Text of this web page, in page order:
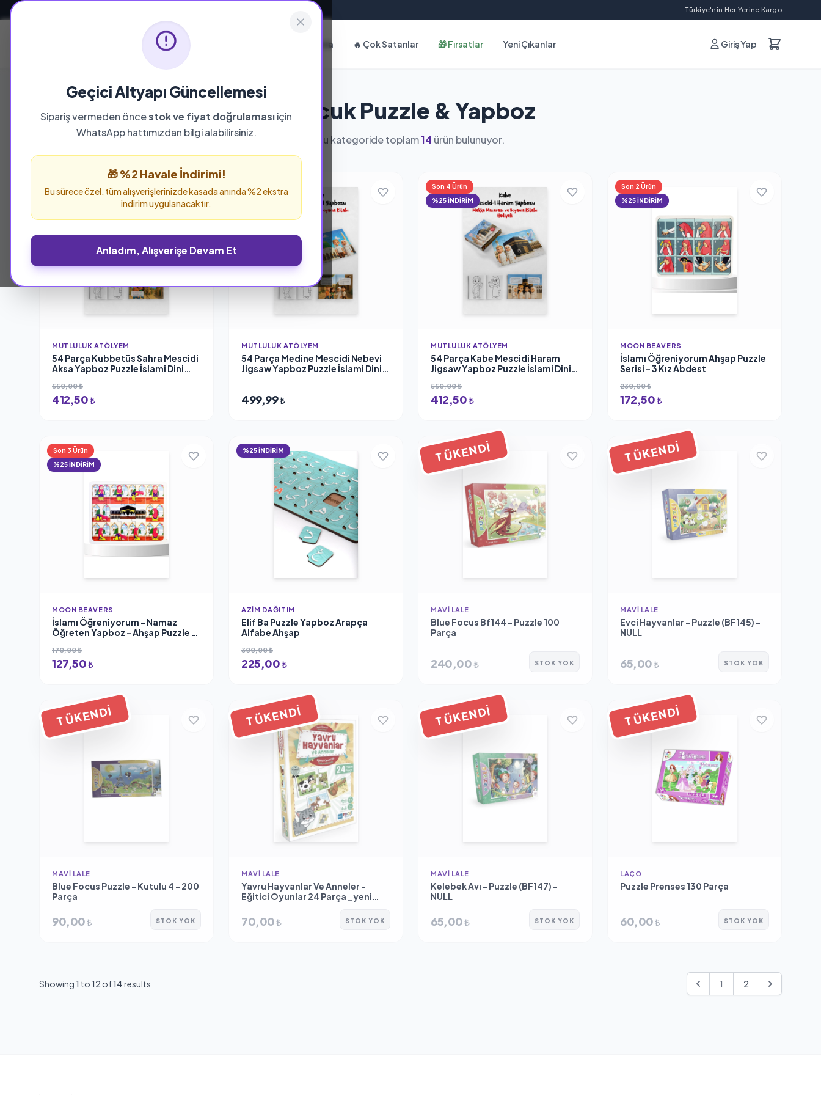
Geçici Altyapı Güncellemesi
Sipariş vermeden öncestok ve fiyat doğrulamasıiçin
WhatsApp hattımızdan bilgi alabilirsiniz.
🎁 %2 Havale İndirimi!
Bu sürece özel, tüm alışverişlerinizde kasada anında %2 ekstra
indirim uygulanacaktır.
Anladım, Alışverişe Devam Et
Türkiye'nin Her Yerine Kargo
Hakkımızda 🔥 Çok Satanlar 🎁 Fırsatlar Yeni Çıkanlar Giriş Yap
Çocuk Puzzle & Yapboz
Bu kategoride toplam14 ürün bulunuyor.
MUTLULUK ATÖLYEM
54 Parça Kubbetüs Sahra Mescidi
Aksa Yapboz Puzzle İslami Dini
550,00 ₺
412,50₺
MUTLULUK ATÖLYEM
54 Parça Medine Mescidi Nebevi
Jigsaw Yapboz Puzzle İslami Dini
499,99₺
Son 4 Ürün
%25 İNDİRİM
MUTLULUK ATÖLYEM
54 Parça Kabe Mescidi Haram
Jigsaw Yapboz Puzzle İslami Dini
550,00 ₺
412,50₺
Son 2 Ürün
%25 İNDİRİM
MOON BEAVERS
İslamı Öğreniyorum Ahşap Puzzle
Serisi - 3 Kız Abdest
230,00 ₺
172,50₺
Son 3 Ürün
%25 İNDİRİM
MOON BEAVERS
İslamı Öğreniyorum - Namaz
Öğreten Yapboz - Ahşap Puzzle -
170,00 ₺
127,50₺
%25 İNDİRİM
AZIM DAĞITIM
Elif Ba Puzzle Yapboz Arapça
Alfabe Ahşap
300,00 ₺
225,00₺
TÜKENDI
MAVI LALE
Blue Focus Bf144 - Puzzle 100
Parça
240,00₺ STOK YOK
TÜKENDI
MAVI LALE
Evci Hayvanlar - Puzzle (BF145) -
NULL
65,00₺ STOK YOK
TÜKENDI
MAVI LALE
Blue Focus Puzzle - Kutulu 4 - 200
Parça
90,00₺ STOK YOK
TÜKENDI
MAVI LALE
Yavru Hayvanlar Ve Anneler -
Eğitici Oyunlar 24 Parça _yeni
70,00₺ STOK YOK
TÜKENDI
MAVI LALE
Kelebek Avı - Puzzle (BF147) -
NULL
65,00₺ STOK YOK
TÜKENDI
LAÇO
Puzzle Prenses 130 Parça
60,00₺ STOK YOK
Showing1 to12 of14results 1 2